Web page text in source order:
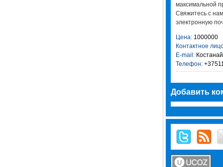
максимальной
Свяжитесь с
электронную
Цена:1000000
Контактное
E-mail:Костанай
Телефон:
Добавить